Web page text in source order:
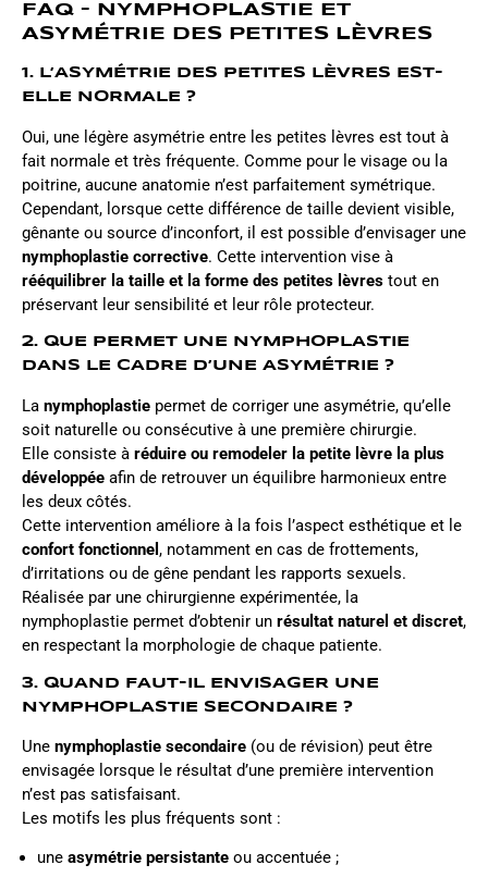
FAQ – NYMPHOPLASTIE ET
ASYMÉTRIE DES PETITES LÈVRES
1. L’ASYMÉTRIE DES PETITES LÈVRES EST-
ELLE NORMALE ?
Oui, une légère asymétrie entre les petites lèvres est tout à
fait normale et très fréquente. Comme pour le visage ou la
poitrine, aucune anatomie n’est parfaitement symétrique.
Cependant, lorsque cette différence de taille devient visible,
gênante ou source d’inconfort, il est possible d’envisager une
nymphoplastie corrective. Cette intervention vise à
rééquilibrer la taille et la forme des petites lèvres tout en
préservant leur sensibilité et leur rôle protecteur.
2. QUE PERMET UNE NYMPHOPLASTIE
DANS LE CADRE D’UNE ASYMÉTRIE ?
La nymphoplastie permet de corriger une asymétrie, qu’elle
soit naturelle ou consécutive à une première chirurgie.
Elle consiste à réduire ou remodeler la petite lèvre la plus
développée afin de retrouver un équilibre harmonieux entre
les deux côtés.
Cette intervention améliore à la fois l’aspect esthétique et le
confort fonctionnel , notamment en cas de frottements,
d’irritations ou de gêne pendant les rapports sexuels.
Réalisée par une chirurgienne expérimentée, la
nymphoplastie permet d’obtenir un résultat naturel et discret,
en respectant la morphologie de chaque patiente.
3. QUAND FAUT-IL ENVISAGER UNE
NYMPHOPLASTIE SECONDAIRE ?
Une nymphoplastie secondaire (ou de révision) peut être
envisagée lorsque le résultat d’une première intervention
n’est pas satisfaisant.
Les motifs les plus fréquents sont :
une asymétrie persistanteou accentuée ;